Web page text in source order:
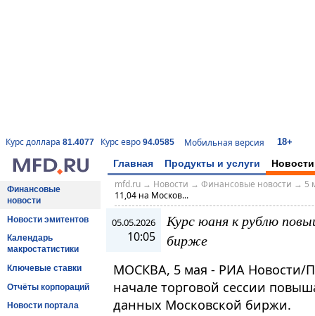
Курс доллара 81.4077 Курс евро 94.0585 Мобильная версия 18+
Главная Продукты и услуги Новости
Финансовые
новости
Новости эмитентов
Календарь
макростатистики
Ключевые ставки
Отчёты корпораций
Новости портала
mfd.ru→ Новости → Финансовые новости → 5
11,04 на Москов...
05.05.2026
10:05
Курс юаня к рублю
бирже
МОСКВА, 5 мая - РИА Новости/
начале торговой сессии
данных Московской биржи.